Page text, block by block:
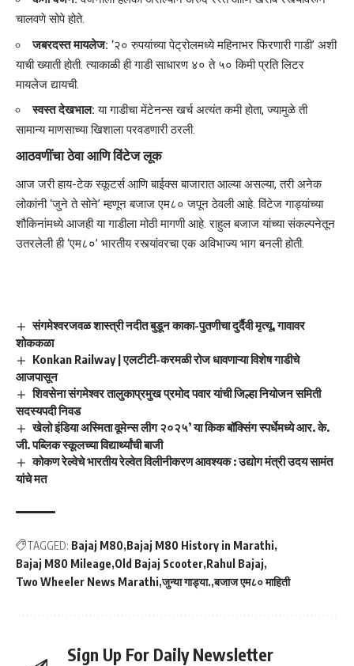
चालवणे सोपे होते.
जबरदस्त मायलेज: ‘२० रुपयांच्या पेट्रोलमध्ये महिनाभर फिरणारी गाडी’ अशी
याची ख्याती होती. त्याकाळी ही गाडी साधारण ४० ते ५० किमी प्रति लिटर
मायलेज द्यायची.
स्वस्त देखभाल: या गाडीचा मेंटेनन्स खर्च अत्यंत कमी होता, ज्यामुळे ती
सामान्य माणसाच्या खिशाला परवडणारी ठरली.
आठवणींचा ठेवा आणि विंटेज लूक
​आज जरी हाय-टेक स्कूटर्स आणि बाईक्स बाजारात आल्या असल्या, तरी अनेक
लोकांनी ‘जुने ते सोने’ म्हणून बजाज एम८० जपून ठेवली आहे. विंटेज गाड्यांच्या
शौकिनांमध्ये आजही या गाडीला मोठी मागणी आहे. राहुल बजाज यांच्या संकल्पनेतून
उतरलेली ही ‘एम८०’ भारतीय रस्त्यांवरचा एक अविभाज्य भाग बनली होती.
संगमेश्वरजवळ शास्त्री नदीत बुडून काका-पुतणीचा दुर्दैवी मृत्यू, गावावर
शोककळा
Konkan Railway | एलटीटी-करमळी रोज धावणाऱ्या विशेष गाडीचे
आजपासून
शिवसेना संगमेश्वर तालुकाप्रमुख प्रमोद पवार यांची जिल्हा नियोजन समिती
सदस्यपदी निवड
खेलो इंडिया अस्मिता वूमेन्स लीग २०२५’ या किक बॉक्सिंग स्पर्धेमध्ये आर. के.
जी. पब्लिक स्कूलच्या विद्यार्थ्यांची बाजी
कोकण रेल्वेचे भारतीय रेल्वेत विलीनीकरण आवश्यक : उद्योग मंत्री उदय सामंत
यांचे मत
TAGGED: Bajaj M80 Bajaj M80 History in Marathi
Bajaj M80 Mileage Old Bajaj Scooter Rahul Bajaj
Two Wheeler News Marathi जुन्या गाड्या. बजाज एम८० माहिती
Sign Up For Daily Newsletter